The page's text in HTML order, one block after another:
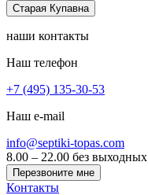
Старая Купавна
наши контакты
Наш телефон
+7 (495) 135-30-53
Наш e-mail
info@septiki-topas.com
8.00 – 22.00 без выходных
Перезвоните мне
Контакты